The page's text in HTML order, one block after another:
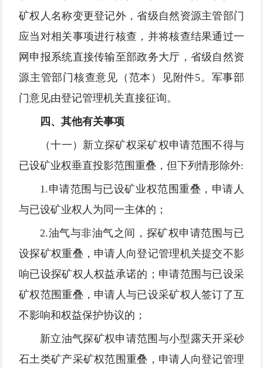
矿权人名称变更登记外，省级自然资源主管部门
应当对相关事项进行核查，并将核查结果通过一
网申报系统直接传输至部政务大厅，省级自然资
源主管部门核查意见（范本）见附件5。军事部
门意见由登记管理机关直接征询。
四、其他有关事项
（十一）新立探矿权采矿权申请范围不得与
已设矿业权垂直投影范围重叠，但下列情形除外:
1.申请范围与已设矿业权范围重叠，申请人
与已设矿业权人为同一主体的；
2.油气与非油气之间，探矿权申请范围与已
设探矿权重叠，申请人向登记管理机关提交不影
响已设探矿权人权益承诺的；申请范围与已设采
矿权范围重叠，申请人与已设采矿权人签订了互
不影响和权益保护协议的；
新立油气探矿权申请范围与小型露天开采砂
石土类矿产采矿权范围重叠，申请人向登记管理